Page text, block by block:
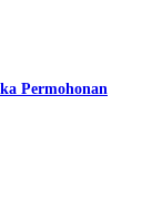
Permohonan